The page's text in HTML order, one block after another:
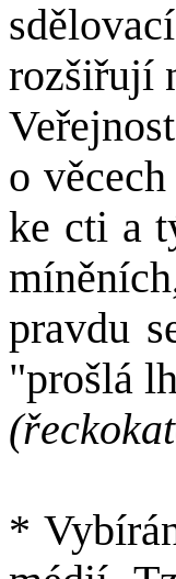
rozšiřují
o
ke cti a
pravdu
"prošlá
*